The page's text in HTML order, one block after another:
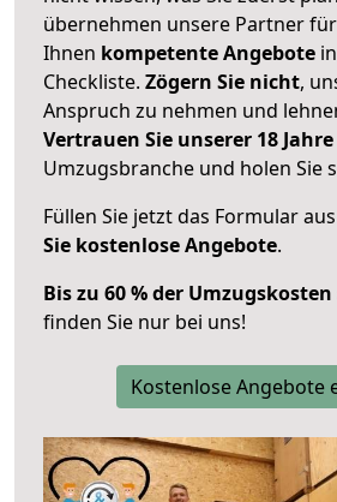
übernehmen unsere Partner
Ihnen kompetente Angebote
Checkliste. Zögern Sie nicht,
Anspruch zu nehmen und
Vertrauen Sie unserer 18
Umzugsbranche und holen Sie
Füllen Sie jetzt das Formular
Sie kostenlose Angebote.
Bis zu 60 % der
finden Sie nur bei uns!
Kostenlose Angebote